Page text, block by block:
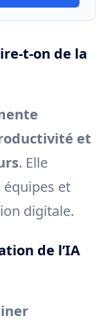
t-on de la
et
. Elle
équipes et
digitale.
de l’IA